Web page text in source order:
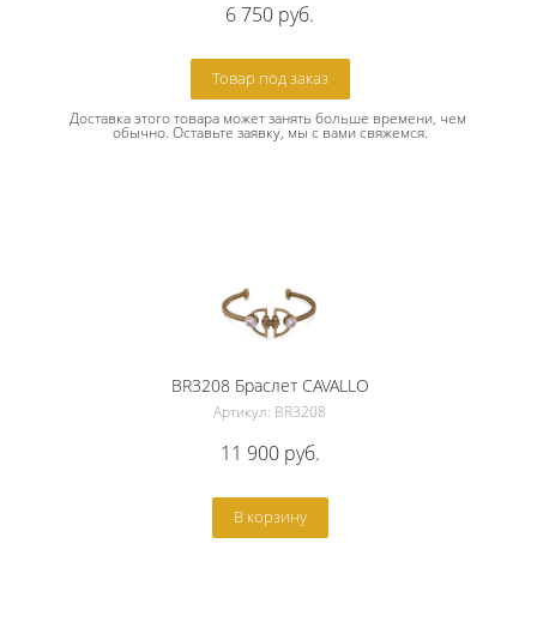
6 750 руб.
Товар под заказ
Доставка этого товара может занять больше времени, чем
обычно. Оставьте заявку, мы с вами свяжемся.
BR3208 Браслет CAVALLO
Артикул: BR3208
11 900руб.
В корзину